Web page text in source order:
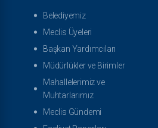
Belediyemiz
Meclis Üyeleri
Başkan Yardımcıları
Müdürlükler ve Birimler
Mahallelerimiz ve
Muhtarlarımız
Meclis Gündemi